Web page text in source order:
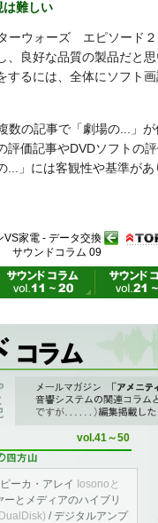
は難しい
ーウォーズ エピソード
、良好な品質の製品だと
するには、全体にソフト
数の記事で「劇場の...」
評価記事やDVDソフトの
...」には客観性や基準があ
VS家電 - データ交換
サウンドコラム 09
、AVに関連した雑記
と快適の空間へ」 vol.12～
す。
vol.41～50
ーカ・アレイ Iosonoと
ーとメディアのハイブリ
/ デジタルアンプ